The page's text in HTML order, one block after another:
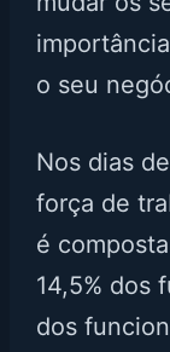
o seu
Nos dias
força de
é
14,5% dos
dos